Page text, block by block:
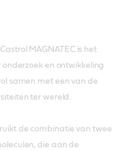
MAGNATEC is het
en ontwikkeling
samen met een van de
ter wereld.
de combinatie van twee
die aan de